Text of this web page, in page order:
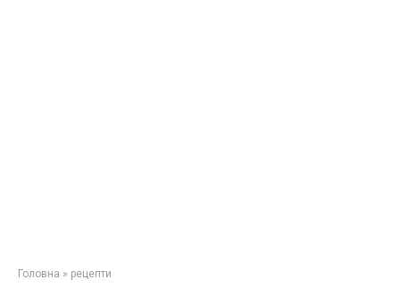
Головна » рецепти